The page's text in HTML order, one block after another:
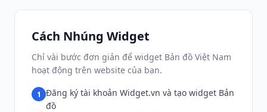
Cách Nhúng Widget
Chỉ vài bước đơn giản để widget Bản đồ Việt Nam
hoạt động trên website của bạn.
1 Đăng ký tài khoản Widget.vn và tạo widget Bản
đồ